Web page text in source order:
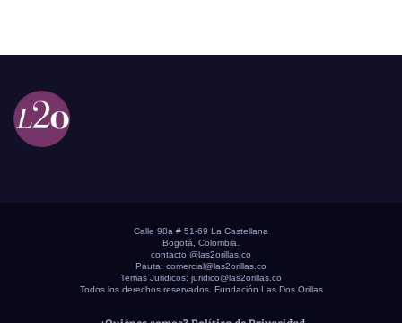
Calle 98a # 51-69 La Castellana
Bogotá, Colombia.
contacto @las2orillas.co
Pauta: comercial@las2orillas.co
Temas Juridicos: juridico@las2orillas.co
Todos los derechos reservados. Fundación Las Dos Orillas